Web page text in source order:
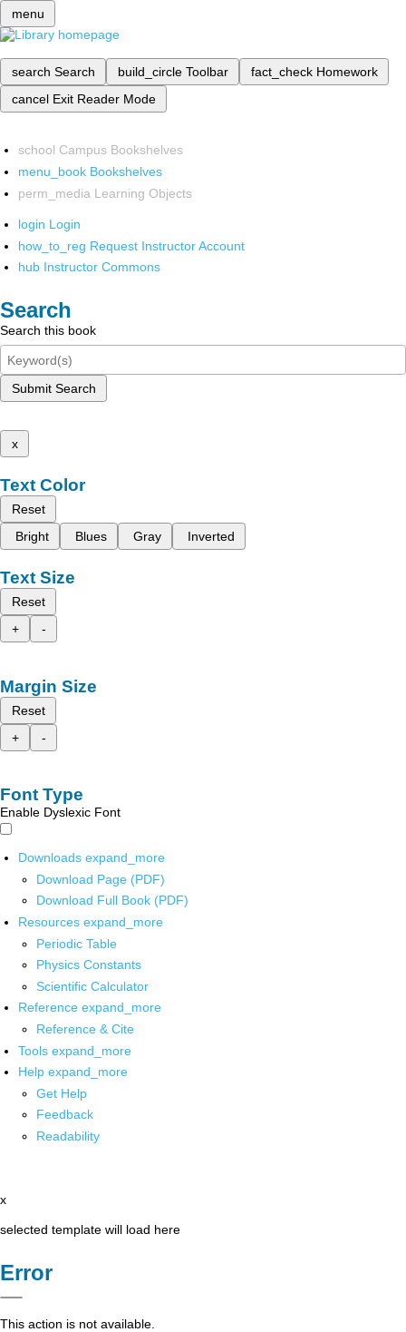
menu
search Search build_circle Toolbar fact_check Homework
cancel Exit Reader Mode
school Campus Bookshelves
menu_book Bookshelves
perm_media Learning Objects
login Login
how_to_reg Request Instructor Account
hub Instructor Commons
Search
Search this book
Submit Search
x
Text Color
Reset
Bright
Blues Gray Inverted
Text Size
Reset
+
-
Margin Size
Reset
+
-
Font Type
Enable Dyslexic Font
Downloads expand_more
Download Page (PDF)
Download Full Book (PDF)
Resources expand_more
Periodic Table
Physics Constants
Scientific Calculator
Reference expand_more
Reference & Cite
Tools expand_more
Help expand_more
Get Help
Feedback
Readability
x
selected template will load here
Error
This action is not available.